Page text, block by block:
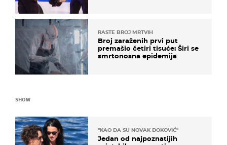
RASTE BROJ MRTVIH
Broj zaraženih prvi put
premašio četiri tisuće: Širi se
smrtonosna epidemija
SHOW
"KAO DA SU NOVAK ĐOKOVIĆ"
Jedan od najpoznatijih